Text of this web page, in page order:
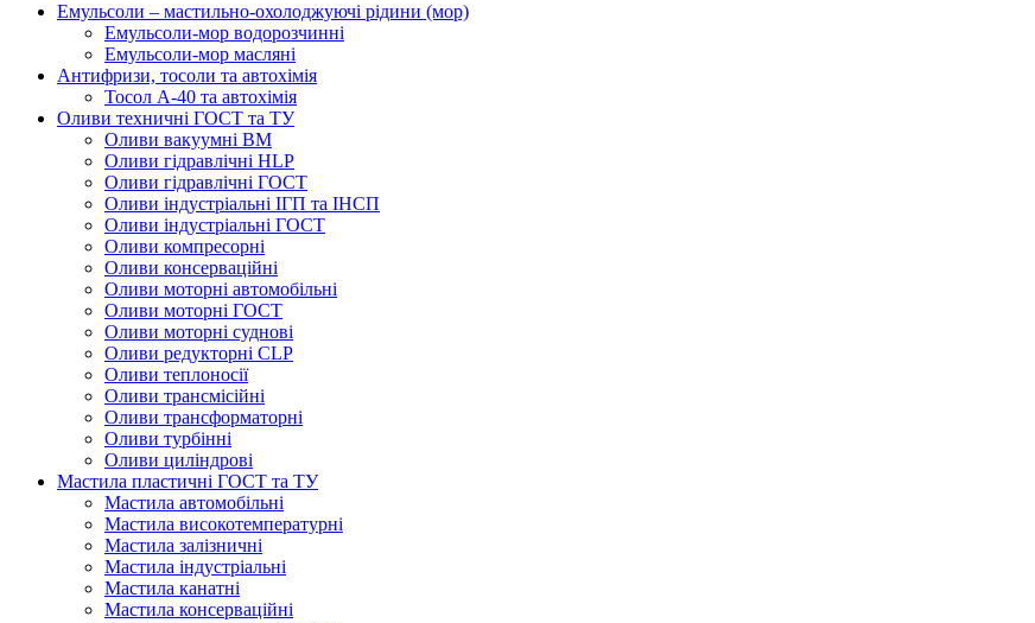
Емульсоли – мастильно-охолоджуючі рідини (мор)
Емульсоли-мор водорозчинні
Емульсоли-мор масляні
Антифризи, тосоли та автохімія
Тосол А-40 та автохімія
Оливи техничні ГОСТ та ТУ
Оливи вакуумні ВМ
Оливи гідравлічні HLP
Оливи гідравлічні ГОСТ
Оливи індустріальні ІГП та ІНСП
Оливи індустріальні ГОСТ
Оливи компресорні
Оливи консерваційні
Оливи моторні автомобільні
Оливи моторні ГОСТ
Оливи моторні суднові
Оливи редукторні CLP
Оливи теплоносії
Оливи трансмісійні
Оливи трансформаторні
Оливи турбінні
Оливи циліндрові
Мастила пластичні ГОСТ та ТУ
Мастила автомобільні
Мастила високотемпературні
Мастила залізничні
Мастила індустріальні
Мастила канатні
Мастила консерваційні